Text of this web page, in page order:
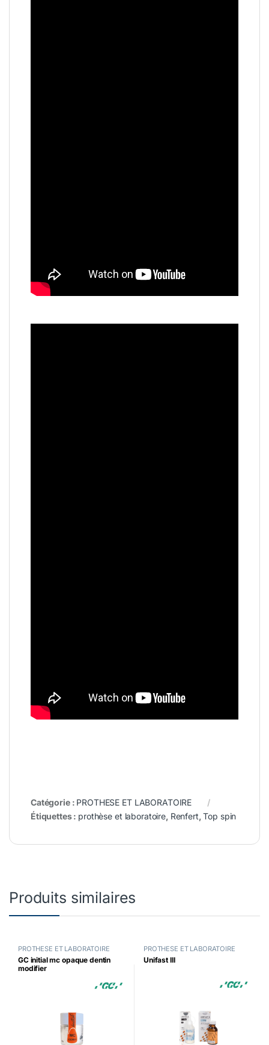
Catégorie : PROTHESE ET LABORATOIRE
Étiquettes : prothèse et laboratoire, Renfert,Top spin
Produits similaires
PROTHESE ET LABORATOIRE
GC initial mc opaque dentin
modifier
PROTHESE ET LABORATOIRE
Unifast III